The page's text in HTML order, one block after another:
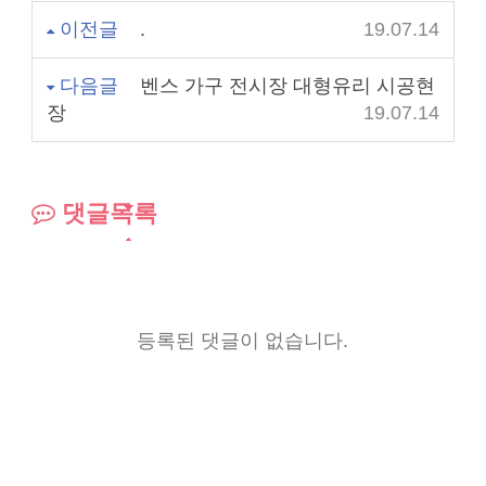
이전글 . 19.07.14
다음글
벤스 가구 전시장 대형유리 시공현
장
19.07.14
댓글목록
등록된 댓글이 없습니다.